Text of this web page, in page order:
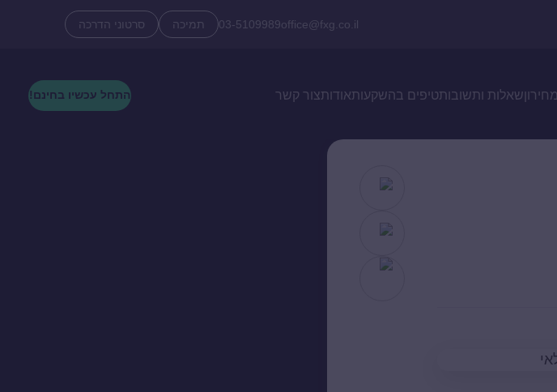
office@fxg.co.il
03-5109989 תמיכה סרטוני הדרכה
מחירוןשאלות ותשובותטיפים בהשקעותאודותצור קשר התחל עכשיו בחינם!